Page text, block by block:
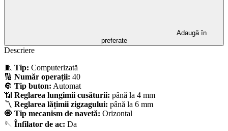
Adaugă în
preferate
Descriere
🧵 Tip: Computerizată
🔢 Număr operații: 40
🔘 Tip buton: Automat
📶 Reglarea lungimii cusăturii: până la 4 mm
〽️ Reglarea lățimii zigzagului: până la 6 mm
🧿 Tip mecanism de navetă: Orizontal
🪡 Înfilator de ac: Da